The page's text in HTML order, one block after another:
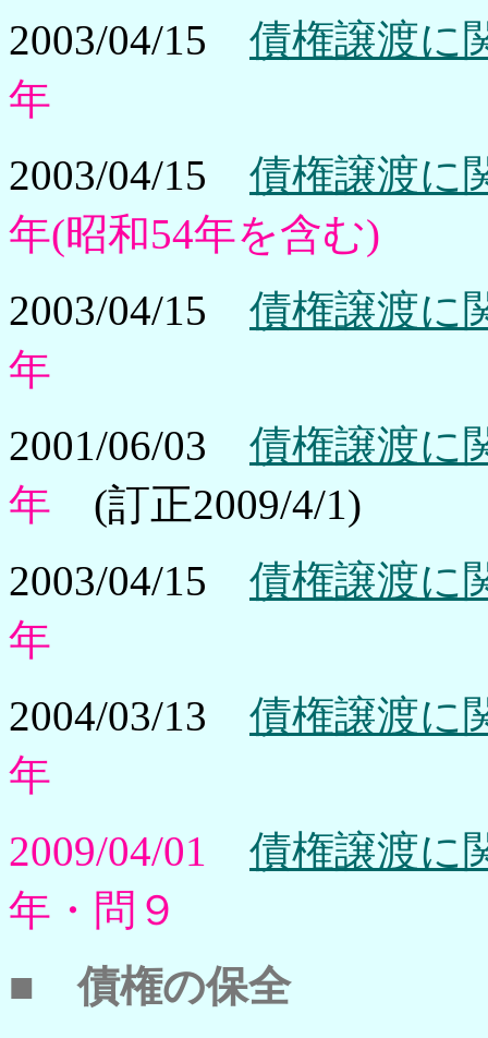
2003/04/15 債権譲渡に
年
2003/04/15 債権譲渡に
年(昭和54年を含む)
2003/04/15 債権譲渡に
年
2001/06/03 債権譲渡に
年 (訂正2009/4/1)
2003/04/15 債権譲渡に
年
2004/03/13 債権譲渡に
年
2009/04/01 債権譲渡に
年・問９
■債権の保全